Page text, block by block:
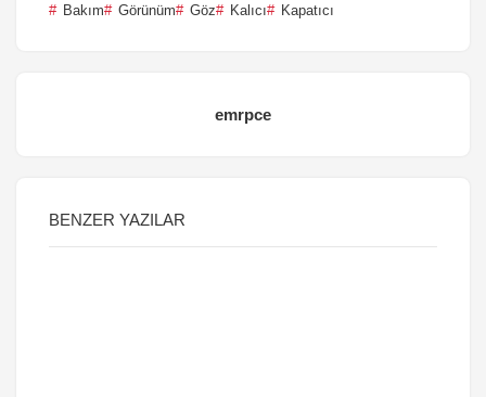
Bakım Görünüm Göz Kalıcı Kapatıcı
emrpce
BENZER YAZILAR